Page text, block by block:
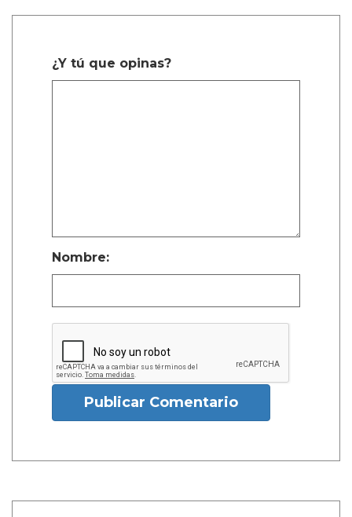
¿Y tú que opinas?
Nombre:
Publicar Comentario